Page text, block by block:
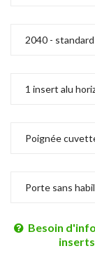
Besoin
inserts